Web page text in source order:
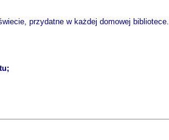
przydatne w każdej domowej bibliotece.